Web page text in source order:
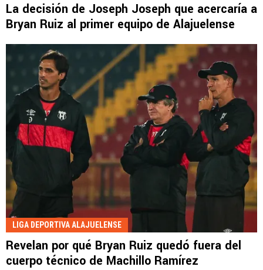
La decisión de Joseph Joseph que acercaría a
Bryan Ruiz al primer equipo de Alajuelense
LIGA DEPORTIVA ALAJUELENSE
Revelan por qué Bryan Ruiz quedó fuera del
cuerpo técnico de Machillo Ramírez